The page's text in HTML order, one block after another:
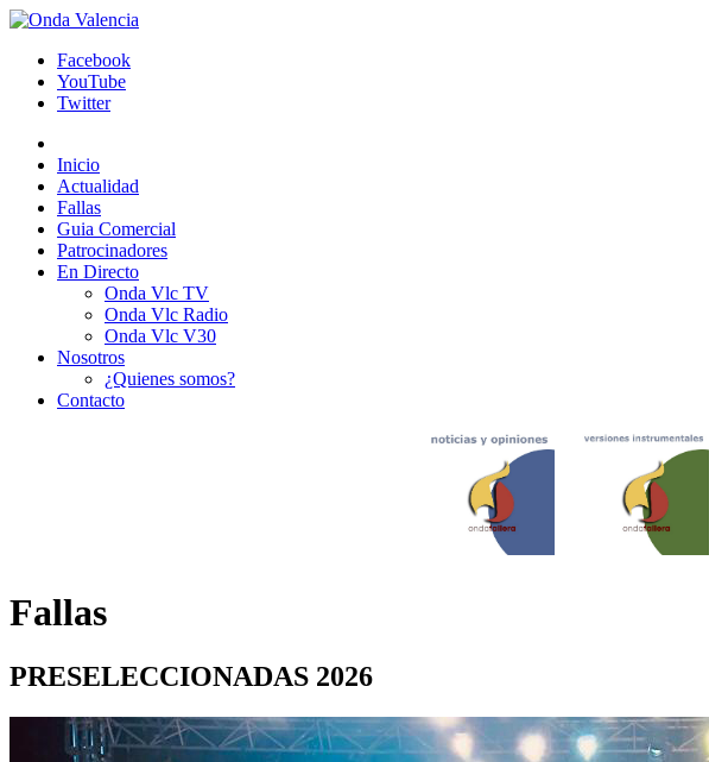
Facebook
YouTube
Twitter
Inicio
Actualidad
Fallas
Guia Comercial
Patrocinadores
En Directo
Onda Vlc TV
Onda Vlc Radio
Onda Vlc V30
Nosotros
¿Quienes somos?
Contacto
Fallas
PRESELECCIONADAS 2026